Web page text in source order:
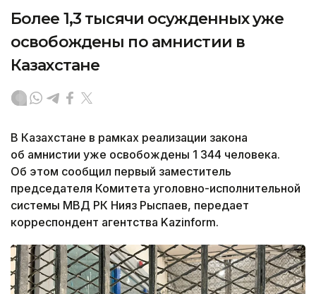
Более 1,3 тысячи осужденных уже
освобождены по амнистии в
Казахстане
В Казахстане в рамках реализации закона
об амнистии уже освобождены 1 344 человека.
Об этом сообщил первый заместитель
председателя Комитета уголовно-исполнительной
системы МВД РК Нияз Рыспаев, передает
корреспондент агентства Kazinform.